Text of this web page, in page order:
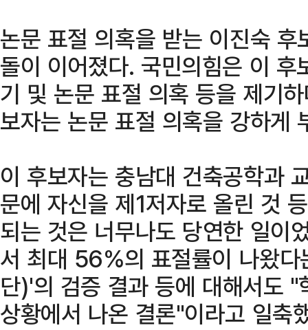
논문 표절 의혹을 받는 이진숙
돌이 이어졌다. 국민의힘은 이
기 및 논문 표절 의혹 등을 제기
보자는 논문 표절 의혹을 강하게
이 후보자는 충남대 건축공학과
문에 자신을 제1저자로 올린 것
되는 것은 너무나도 당연한 일이
서 최대 56%의 표절률이 나왔
단)'의 검증 결과 등에 대해서도
상황에서 나온 결론"이라고 일축